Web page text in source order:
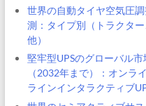
世界の自動タイヤ空気圧
測：タイプ別（トラクタ
他）
堅牢型UPSのグローバル
（2032年まで）：オンラ
ラインインタラクティブ